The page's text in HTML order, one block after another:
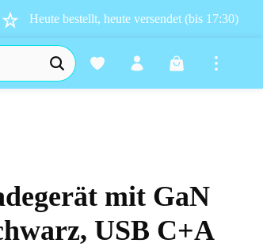
Heute bestellt, heute versendet (bis 17:30)
Warenkorb
mit GaN
USB C+A